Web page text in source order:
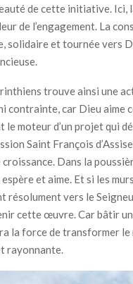
de cette initiative. Ici,
de l’engagement. La
solidaire et tournée vers
trouve ainsi une
contrainte, car Dieu aime
le moteur d’un projet qui
Saint François
Dans la
et aime. Et si les
résolument vers le
cette œuvre. Car bâtir
la force de transformer
rayonnante.